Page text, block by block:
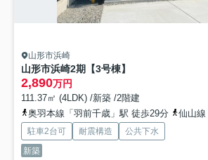
山形市浜崎
山形市浜崎2期【3号棟】
2,890万円
111.37㎡ (4LDK) /新築 /2階建
奥羽本線「羽前千歳」駅 徒歩29分
仙山線
駐車2台可 耐震構造
公共下水
新築